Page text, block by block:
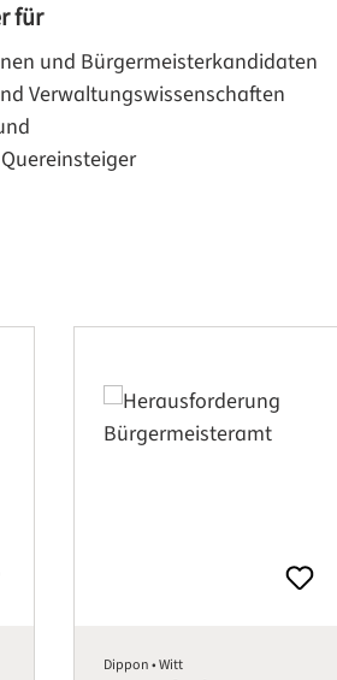
für
und Bürgermeisterkandidaten
Verwaltungswissenschaften
Dippon • Witt